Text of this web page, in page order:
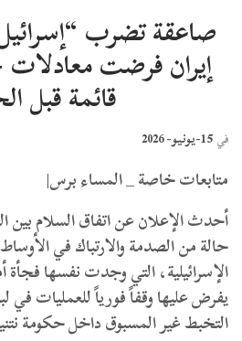
صاعقة تضرب
إيران فرضت
قائمة قبل
في 15-يونيو- 2026
متابعات خاصة _ المساء برس|
​أحدث الإعلان عن اتفاق السلام بين
حالة من الصدمة والارتباك في الأوساط
الإسرائيلية، التي وجدت نفسها فجأة
يفرض عليها وقفاً فورياً للعمليات
التخبط غير المسبوق داخل حكومة